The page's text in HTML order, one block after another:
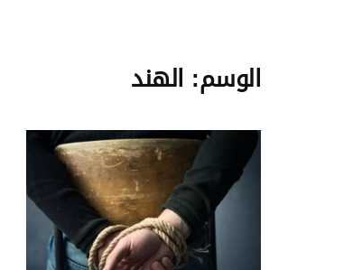
الوسم: الهند